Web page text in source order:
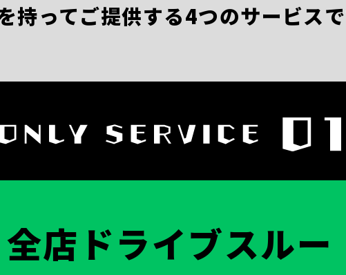
持ってご提供する4つのサービスで
全店ドライブスルー